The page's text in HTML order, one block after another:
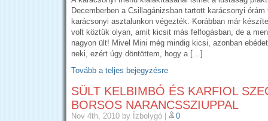
Decemberben a Csillagánizsban tartott karácsonyi
karácsonyi asztalunkon végezték. Korábban már
volt köztük olyan, amit kicsit más felfogásban, de a
nagyon ült! Mivel Mini még mindig kicsi, azonban
neki, ezért úgy döntöttem, hogy a […]
Tovább a teljes bejegyzésre
SÜLT KELBIMBÓ ÉS KARFIOL
BORSOS NARANCSSZIUPPAL
Nov 4th, 2010 by Ízbolygó
0